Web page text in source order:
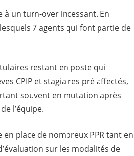
à un turn-over incessant. En
7 agents qui font partie de
restant en poste qui
CPIP et stagiaires pré affectés,
souvent en mutation après
l’équipe.
en place de nombreux PPR tant en
sur les modalités de